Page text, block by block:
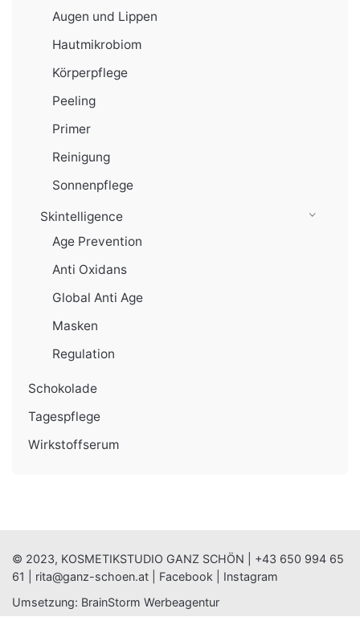
Augen und Lippen
Hautmikrobiom
Körperpflege
Peeling
Primer
Reinigung
Sonnenpflege
Skintelligence
Age Prevention
Anti Oxidans
Global Anti Age
Masken
Regulation
Schokolade
Tagespflege
Wirkstoffserum
© 2023, KOSMETIKSTUDIO GANZ SCHÖN | +43 650 994 65
61
rita@ganz-schoen.at Facebook
Instagram
Umsetzung: BrainStorm Werbeagentur